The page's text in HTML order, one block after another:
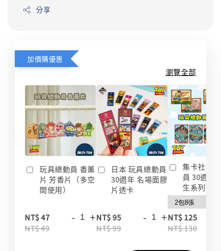
分享
加價購優惠
瀏覽全部
玩具總動員 香薰
片 芳香片（多空
間使用）
NT$ 47
NT$ 49
- +
日本 玩具總動員
30週年 名場面膠
片透卡
NT$ 95
NT$ 99
- +
集卡社 玩
員 30週年
生系列 收
NT$ 125
NT$ 130